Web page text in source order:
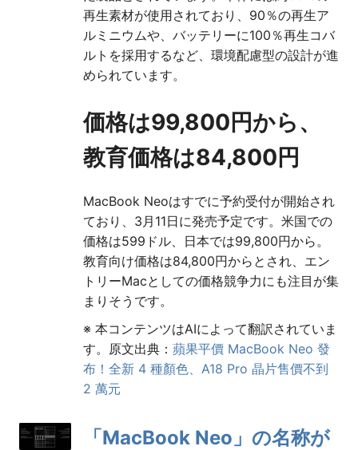
再生素材が使用されており、90％の再生ア
ルミニウムや、バッテリーに100％再生コバ
ルトを採用するなど、環境配慮型の設計が進
められています。
価格は99,800円から、
教育価格は84,800円
MacBook Neoはすでに予約受付が開始され
ており、3月11日に発売予定です。米国での
価格は599ドル、日本では99,800円から。
教育向け価格は84,800円からとされ、エン
トリーMacとしての価格競争力にも注目が集
まりそうです。
※ 本コンテンツはAIによって翻訳されていま
す。原文出典： 蘋果平價 MacBook Neo 發
布！全新 4 種顏色、A18 Pro 晶片售價不到
2 萬元
「MacBook Neo」の名称が